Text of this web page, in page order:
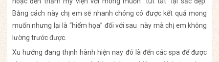
Bằng cách này chị em sẽ nhanh chóng có được kết quả mong
muốn nhưng lại là “hiểm họa” đối với sau này mà chị em không
lường trước được.
Xu hướng đang thịnh hành hiện nay đó là đến các spa để được